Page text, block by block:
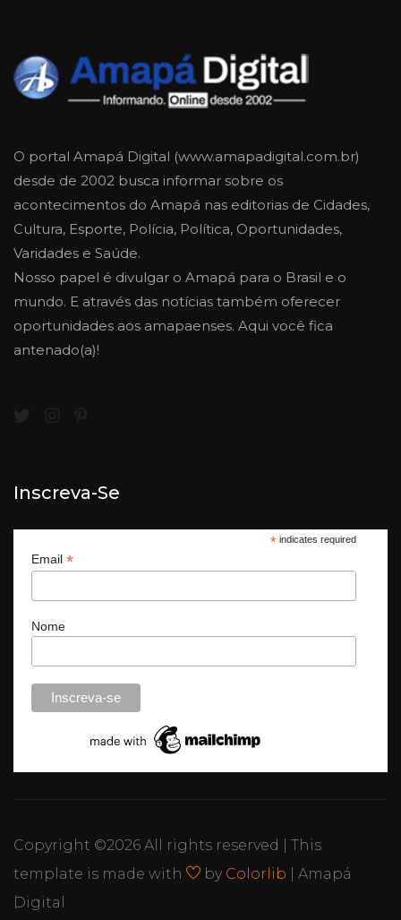
O portal Amapá Digital (www.amapadigital.com.br)
desde de 2002 busca informar sobre os
acontecimentos do Amapá nas editorias de Cidades,
Cultura, Esporte, Polícia, Política, Oportunidades,
Varidades e Saúde.
Nosso papel é divulgar o Amapá para o Brasil e o
mundo. E através das notícias também oferecer
oportunidades aos amapaenses. Aqui você fica
antenado(a)!
Inscreva-Se
*indicates required
Email *
Nome
Copyright ©2026 All rights reserved | This
template is made with
by Colorlib | Amapá
Digital